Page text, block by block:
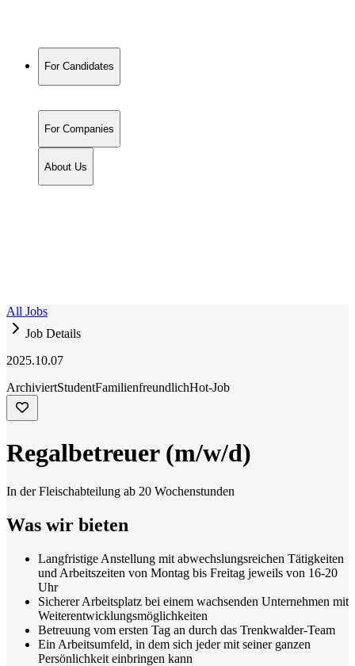
For Candidates
For Companies
About Us
All Jobs
Job Details
2025.10.07
ArchiviertStudentFamilienfreundlichHot-Job
Regalbetreuer (m/w/d)
In der Fleischabteilung ab 20 Wochenstunden
Was wir bieten
Langfristige Anstellung mit abwechslungsreichen Tätigkeiten
und Arbeitszeiten von Montag bis Freitag jeweils von 16-20
Uhr
Sicherer Arbeitsplatz bei einem wachsenden Unternehmen mit
Weiterentwicklungsmöglichkeiten
Betreuung vom ersten Tag an durch das Trenkwalder-Team
Ein Arbeitsumfeld, in dem sich jeder mit seiner ganzen
Persönlichkeit einbringen kann